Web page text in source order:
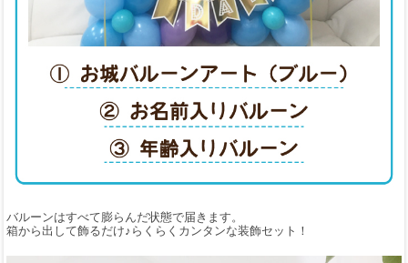
バルーンはすべて膨らんだ状態で届きます。
箱から出して飾るだけ♪らくらくカンタンな装飾セット！